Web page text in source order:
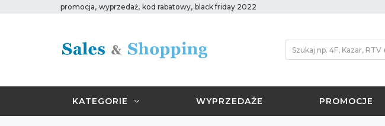
promocja, wyprzedaż, kod rabatowy, black friday 2022
KATEGORIE WYPRZEDAŻE PROMOCJE